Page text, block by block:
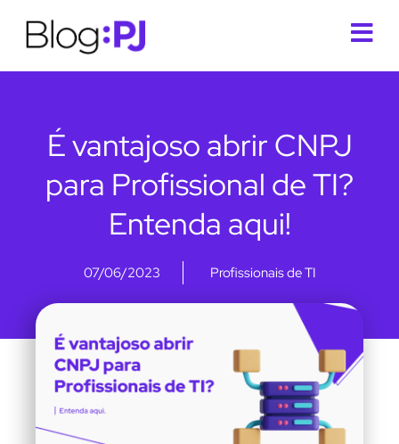
É vantajoso abrir CNPJ
para Profissional de TI?
Entenda aqui!
07/06/2023 Profissionais de TI